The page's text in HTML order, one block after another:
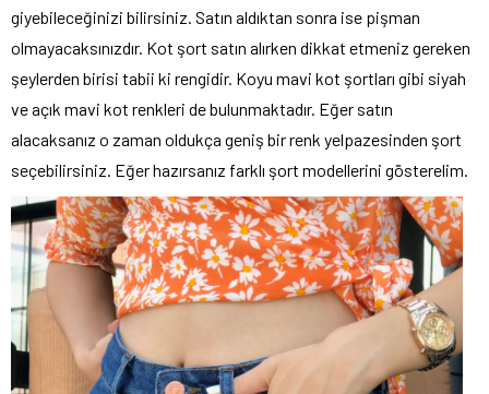
giyebileceğinizi bilirsiniz. Satın aldıktan sonra ise pişman
olmayacaksınızdır. Kot şort satın alırken dikkat etmeniz gereken
şeylerden birisi tabii ki rengidir. Koyu mavi kot şortları gibi siyah
ve açık mavi kot renkleri de bulunmaktadır. Eğer satın
alacaksanız o zaman oldukça geniş bir renk yelpazesinden şort
seçebilirsiniz. Eğer hazırsanız farklı şort modellerini gösterelim.